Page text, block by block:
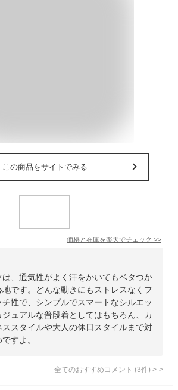
この商品をサイトでみる
価格と在庫を楽天でチェック >>
は、通気性がよく汗をかいてもベタつか
です。どんな動きにもストレスなくフ
チ性で、シンプルでスマートなシルエッ
ジュアルな普段着としてはもちろん、カ
スタイルや大人の休日スタイルまで対
すよ。
全てのおすすめコメント (3件) >